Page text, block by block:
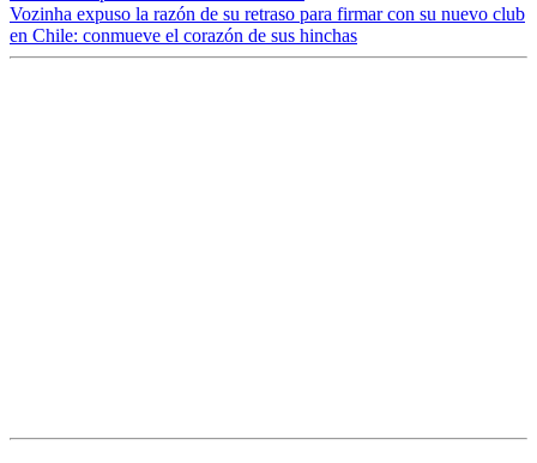
Vozinha expuso la razón de su retraso para firmar con su nuevo club
en Chile: conmueve el corazón de sus hinchas